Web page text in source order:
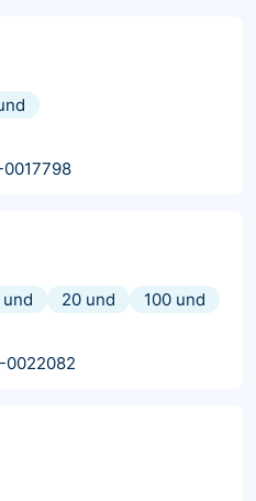
0017798
und 20 und
100 und
0022082